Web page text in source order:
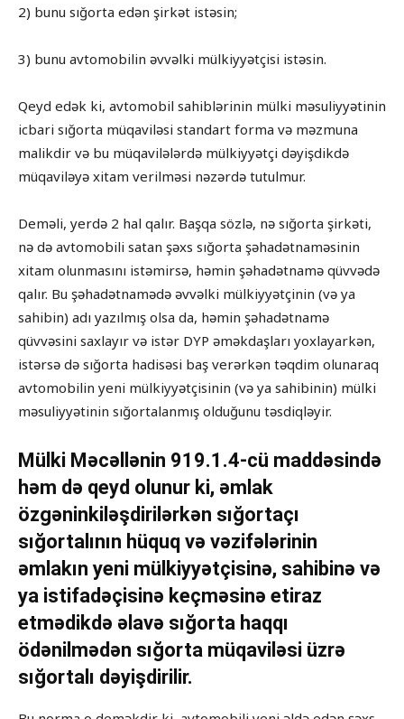
2) bunu sığorta edən şirkət istəsin;
3) bunu avtomobilin əvvəlki mülkiyyətçisi istəsin.
Qeyd edək ki, avtomobil sahiblərinin mülki məsuliyyətinin
icbari sığorta müqaviləsi standart forma və məzmuna
malikdir və bu müqavilələrdə mülkiyyətçi dəyişdikdə
müqaviləyə xitam verilməsi nəzərdə tutulmur.
Deməli, yerdə 2 hal qalır. Başqa sözlə, nə sığorta şirkəti,
nə də avtomobili satan şəxs sığorta şəhadətnaməsinin
xitam olunmasını istəmirsə, həmin şəhadətnamə qüvvədə
qalır. Bu şəhadətnamədə əvvəlki mülkiyyətçinin (və ya
sahibin) adı yazılmış olsa da, həmin şəhadətnamə
qüvvəsini saxlayır və istər DYP əməkdaşları yoxlayarkən,
istərsə də sığorta hadisəsi baş verərkən təqdim olunaraq
avtomobilin yeni mülkiyyətçisinin (və ya sahibinin) mülki
məsuliyyətinin sığortalanmış olduğunu təsdiqləyir.
Mülki Məcəllənin 919.1.4-cü maddəsində
həm də qeyd olunur ki, əmlak
özgəninkiləşdirilərkən sığortaçı
sığortalının hüquq və vəzifələrinin
əmlakın yeni mülkiyyətçisinə, sahibinə və
ya istifadəçisinə keçməsinə etiraz
etmədikdə əlavə sığorta haqqı
ödənilmədən sığorta müqaviləsi üzrə
sığortalı dəyişdirilir.